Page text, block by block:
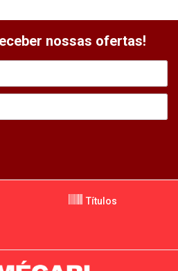
nossas ofertas!
Títulos